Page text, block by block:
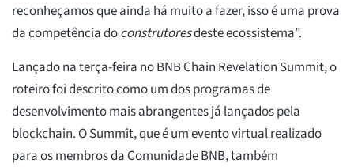
reconheçamos que ainda há muito a fazer, isso é uma prova
da competência doconstrutoresdeste ecossistema”.
Lançado na terça-feira no BNB Chain Revelation Summit, o
roteiro foi descrito como um dos programas de
desenvolvimento mais abrangentes já lançados pela
blockchain. O Summit, que é um evento virtual realizado
para os membros da Comunidade BNB, também